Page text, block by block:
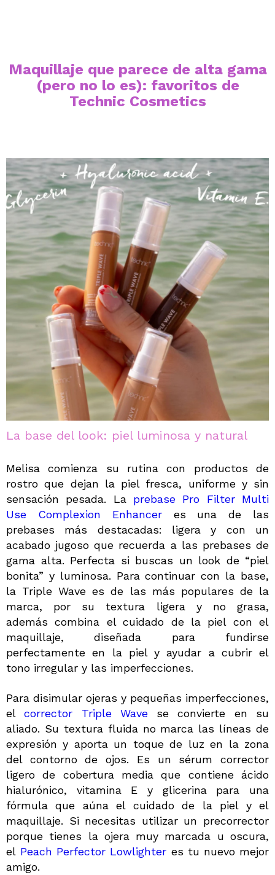
Maquillaje que parece de alta gama
(pero no lo es): favoritos de
Technic Cosmetics
La base del look: piel luminosa y natural
Melisa comienza su rutina con productos de
rostro que dejan la piel fresca, uniforme y sin
sensación pesada. La prebase Pro Filter Multi
Use Complexion Enhanceres una de las
prebases más destacadas: ligera y con un
acabado jugoso que recuerda a las prebases de
gama alta. Perfecta si buscas un look de “piel
bonita” y luminosa. Para continuar con la base,
la Triple Wave es de las más populares de la
marca, por su textura ligera y no grasa,
además combina el cuidado de la piel con el
maquillaje, diseñada para fundirse
perfectamente en la piel y ayudar a cubrir el
tono irregular y las imperfecciones.
Para disimular ojeras y pequeñas imperfecciones,
elcorrector Triple Wavese convierte en su
aliado. Su textura fluida no marca las líneas de
expresión y aporta un toque de luz en la zona
del contorno de ojos. Es un sérum corrector
ligero de cobertura media que contiene ácido
hialurónico, vitamina E y glicerina para una
fórmula que aúna el cuidado de la piel y el
maquillaje. Si necesitas utilizar un precorrector
porque tienes la ojera muy marcada u oscura,
el Peach Perfector Lowlighter es tu nuevo mejor
amigo.